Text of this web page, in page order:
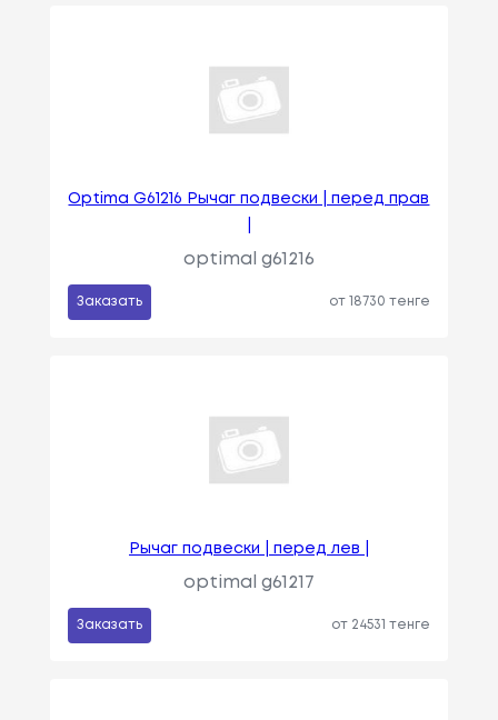
Optima G61216 Рычаг подвески | перед прав
optimal g61216
Заказать от 18730 тенге
Рычаг подвески | перед лев |
optimal g61217
Заказать от 24531 тенге